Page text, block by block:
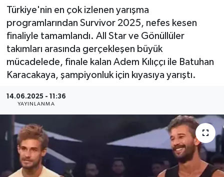
Türkiye'nin en çok izlenen yarışma
programlarından Survivor 2025, nefes kesen
finaliyle tamamlandı. All Star ve Gönüllüler
takımları arasında gerçekleşen büyük
mücadelede, finale kalan Adem Kılıççı ile Batuhan
Karacakaya, şampiyonluk için kıyasıya yarıştı.
14.06.2025 - 11:36
YAYINLANMA